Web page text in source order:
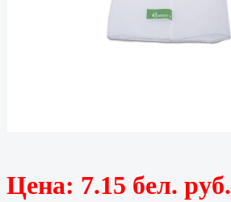
Цена: 7.15 бел. руб.